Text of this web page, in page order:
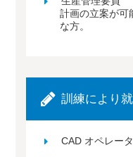
計画の立案が可
な方。
訓練により
CAD オペレータ